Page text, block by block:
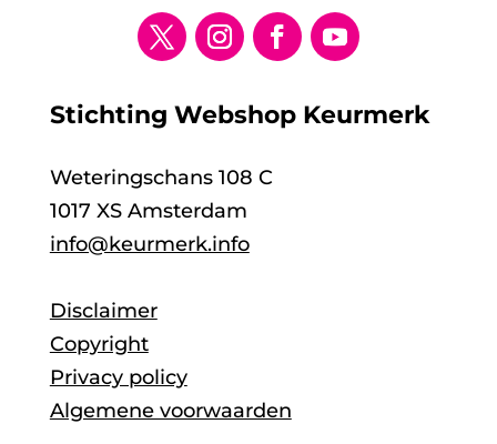
Stichting Webshop Keurmerk
Weteringschans 108 C
1017 XS Amsterdam
info@keurmerk.info
Disclaimer
Copyright
Privacy policy
Algemene voorwaarden